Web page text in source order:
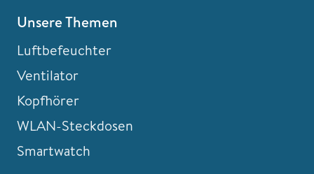
Unsere Themen
Luftbefeuchter
Ventilator
Kopfhörer
WLAN-Steckdosen
Smartwatch